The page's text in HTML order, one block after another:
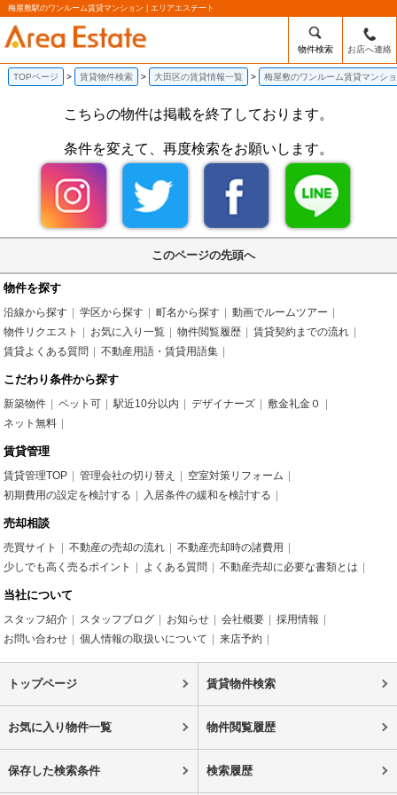
梅屋敷駅のワンルーム賃貸マンション | エリアエステート
物件検索 お店へ連絡
TOPページ 賃貸物件検索 大田区の賃貸情報一覧 梅屋敷のワンルーム賃貸マンシ
こちらの物件は掲載を終了しております。
条件を変えて、再度検索をお願いします。
このページの先頭へ
物件を探す
沿線から探す 学区から探す 町名から探す
動画でルームツアー
物件リクエスト
お気に入り一覧 物件閲覧履歴
賃貸契約までの流れ
賃貸よくある質問
不動産用語・賃貸用語集
こだわり条件から探す
新築物件 ペット可 駅近10分以内 デザイナーズ
敷金礼金０
ネット無料
賃貸管理
賃貸管理TOP 管理会社の切り替え
空室対策リフォーム
初期費用の設定を検討する
入居条件の緩和を検討する
売却相談
売買サイト 不動産の売却の流れ
不動産売却時の諸費用
少しでも高く売るポイント
よくある質問 不動産売却に必要な書類とは
当社について
スタッフ紹介 スタッフブログ お知らせ 会社概要
採用情報
お問い合わせ
個人情報の取扱いについて 来店予約
トップページ 賃貸物件検索
お気に入り物件一覧 物件閲覧履歴
保存した検索条件 検索履歴